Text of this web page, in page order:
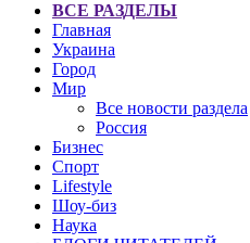
ВСЕ РАЗДЕЛЫ
Главная
Украина
Город
Мир
Все новости раздела
Россия
Бизнес
Спорт
Lifestyle
Шоу-биз
Наука